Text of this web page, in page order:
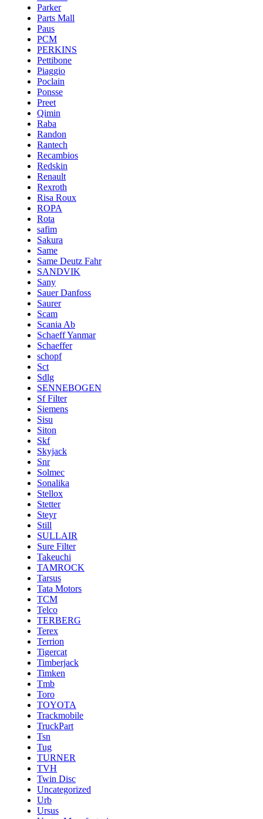
Parker
Parts Mall
Paus
PCM
PERKINS
Pettibone
Piaggio
Poclain
Ponsse
Preet
Qimin
Raba
Randon
Rantech
Recambios
Redskin
Renault
Rexroth
Risa Roux
ROPA
Rota
safim
Sakura
Same
Same Deutz Fahr
SANDVIK
Sany
Sauer Danfoss
Saurer
Scam
Scania Ab
Schaeff Yanmar
Schaeffer
schopf
Sct
Sdlg
SENNEBOGEN
Sf Filter
Siemens
Sisu
Siton
Skf
Skyjack
Snr
Solmec
Sonalika
Stellox
Stetter
Steyr
Still
SULLAIR
Sure Filter
Takeuchi
TAMROCK
Tarsus
Tata Motors
TCM
Telco
TERBERG
Terex
Terrion
Tigercat
Timberjack
Timken
Tmb
Toro
TOYOTA
Trackmobile
TruckPart
Tsn
Tug
TURNER
TVH
Twin Disc
Uncategorized
Urb
Ursus